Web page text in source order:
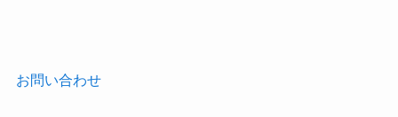
お問い合わせ